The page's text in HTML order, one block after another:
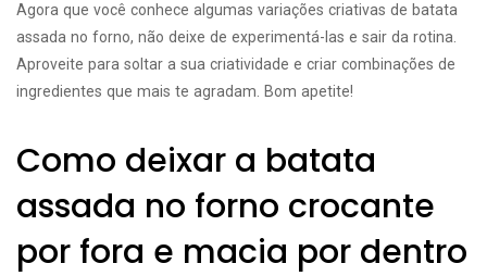
Agora que você conhece algumas variações criativas de batata
assada no forno, não deixe de experimentá-las e sair da rotina.
Aproveite para soltar a sua criatividade e criar combinações de
ingredientes que mais te agradam. Bom apetite!
Como deixar a batata
assada no forno crocante
por fora e macia por dentro